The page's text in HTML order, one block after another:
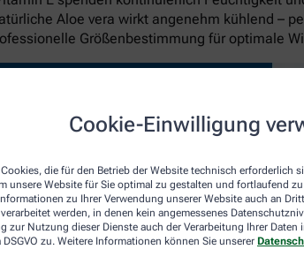
Cookie-Einwilligung
die für den Betrieb der Website technisch erforderlich
unsere Website für Sie optimal zu gestalten und fortlaufend
zu Ihrer Verwendung unserer Website auch an
werden, in denen kein angemessenes
zur Nutzung dieser Dienste auch der Verarbeitung Ihrer Daten
zu. Weitere Informationen können Sie unserer
Aloe vera wirkt angenehm kühlend –
Größenbestimmung für optimale